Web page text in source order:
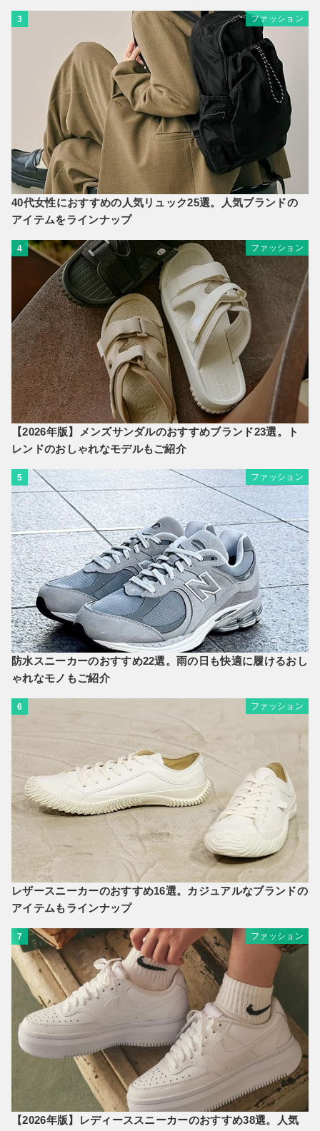
3 ファッション
40代女性におすすめの人気リュック25選。人気ブランドの
アイテムをラインナップ
4 ファッション
【2026年版】メンズサンダルのおすすめブランド23選。ト
レンドのおしゃれなモデルもご紹介
5 ファッション
防水スニーカーのおすすめ22選。雨の日も快適に履けるおし
ゃれなモノもご紹介
6 ファッション
レザースニーカーのおすすめ16選。カジュアルなブランドの
アイテムもラインナップ
7 ファッション
【2026年版】レディーススニーカーのおすすめ38選。人気